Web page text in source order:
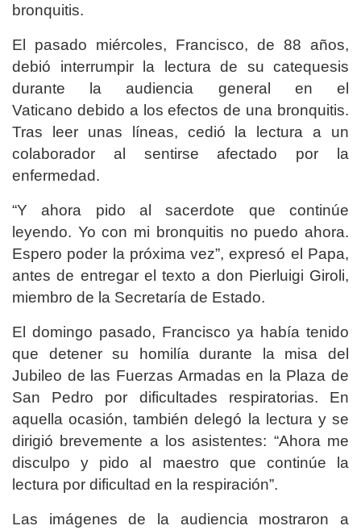
bronquitis.
El pasado miércoles, Francisco, de 88 años,
debió interrumpir la lectura de su catequesis
durante la audiencia general en el
Vaticano debido a los efectos de una bronquitis.
Tras leer unas líneas, cedió la lectura a un
colaborador al sentirse afectado por la
enfermedad.
“Y ahora pido al sacerdote que continúe
leyendo. Yo con mi bronquitis no puedo ahora.
Espero poder la próxima vez”, expresó el Papa,
antes de entregar el texto a don Pierluigi Giroli,
miembro de la Secretaría de Estado.
El domingo pasado, Francisco ya había tenido
que detener su homilía durante la misa del
Jubileo de las Fuerzas Armadas en la Plaza de
San Pedro por dificultades respiratorias. En
aquella ocasión, también delegó la lectura y se
dirigió brevemente a los asistentes: “Ahora me
disculpo y pido al maestro que continúe la
lectura por dificultad en la respiración”.
Las imágenes de la audiencia mostraron a